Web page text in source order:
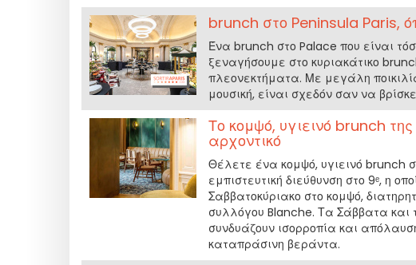
brunch στο Peninsula Paris,
Ένα brunch στο Palace που είναι
ξεναγήσουμε στο κυριακάτικο
πλεονεκτήματα. Με μεγάλη
μουσική, είναι σχεδόν σαν να
Το κομψό, υγιεινό brunch
αρχοντικό
Θέλετε ένα κομψό, υγιεινό brunch
εμπιστευτική διεύθυνση στο 9ᵉ, η
Σαββατοκύριακο στο κομψό,
συλλόγου Blanche. Τα Σάββατα και
συνδυάζουν ισορροπία και
καταπράσινη βεράντα.